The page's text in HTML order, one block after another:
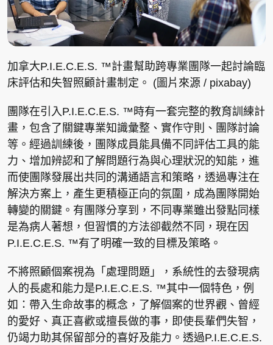
加拿大P.I.E.C.E.S. ™計畫幫助跨專業團隊一起討論臨
床評估和失智照顧計畫制定。 (圖片來源 / pixabay)
團隊在引入P.I.E.C.E.S. ™時有一套完整的教育訓練計
畫，包含了關鍵專業知識彙整、實作守則、團隊討論
等。經過訓練後，團隊成員能具備不同評估工具的能
力、增加辨認和了解問題行為與心理狀況的知能，進
而使團隊發展出共同的溝通語言和策略，透過專注在
解決方案上，產生更積極正向的氛圍，成為團隊開始
轉變的關鍵。有團隊分享到，不同專業雖出發點同樣
是為病人著想，但習慣的方法卻截然不同，現在因
P.I.E.C.E.S. ™有了明確一致的目標及策略。
不將照顧個案視為「處理問題」，系統性的去發現病
人的長處和能力是P.I.E.C.E.S. ™其中一個特色，例
如：帶入生命故事的概念，了解個案的世界觀、曾經
的愛好、真正喜歡或擅長做的事，即使長輩們失智，
仍竭力助其保留部分的喜好及能力。透過P.I.E.C.E.S.